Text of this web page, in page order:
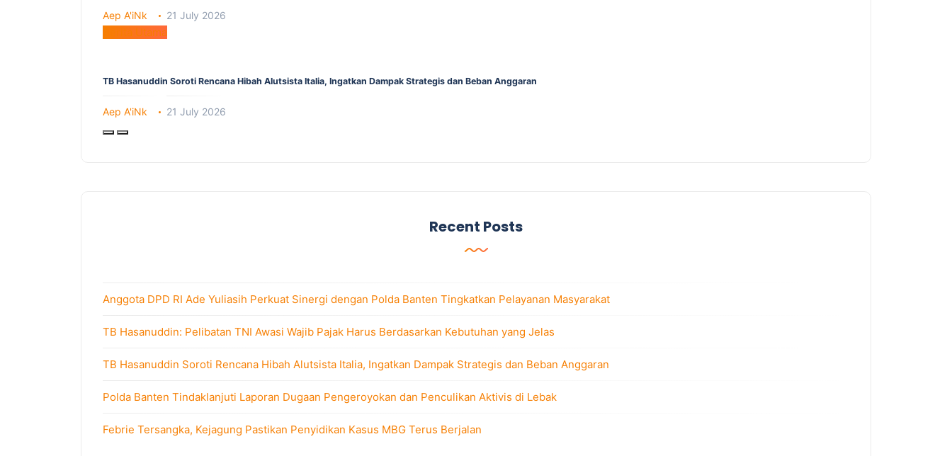
Aep A'iNk 21 July 2026
Berita Utama
TB Hasanuddin Soroti Rencana Hibah Alutsista Italia, Ingatkan Dampak Strategis dan Beban Anggaran
Aep A'iNk 21 July 2026
Recent Posts
Anggota DPD RI Ade Yuliasih Perkuat Sinergi dengan Polda Banten Tingkatkan Pelayanan Masyarakat
TB Hasanuddin: Pelibatan TNI Awasi Wajib Pajak Harus Berdasarkan Kebutuhan yang Jelas
TB Hasanuddin Soroti Rencana Hibah Alutsista Italia, Ingatkan Dampak Strategis dan Beban Anggaran
Polda Banten Tindaklanjuti Laporan Dugaan Pengeroyokan dan Penculikan Aktivis di Lebak
Febrie Tersangka, Kejagung Pastikan Penyidikan Kasus MBG Terus Berjalan